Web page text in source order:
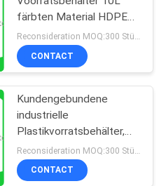
25
färbten Material HDPE
Mini-Markts-pp.
CONTACT
Kundengebundene
industrielle
Plastikvorratsbehälter,
Standardgrößen-
stapelbare
Voorratsbehälter
CONTACT